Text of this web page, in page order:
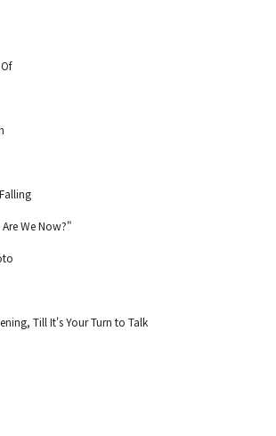
We Now?"
Till It's Your Turn to Talk